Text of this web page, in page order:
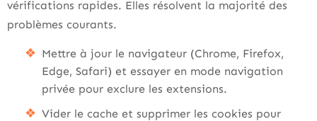
vérifications rapides. Elles résolvent la majorité des
problèmes courants.
Mettre à jour le navigateur (Chrome, Firefox,
Edge, Safari) et essayer en mode navigation
privée pour exclure les extensions.
Vider le cache et supprimer les cookies pour